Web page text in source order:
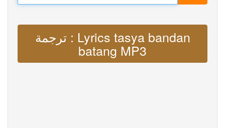
ترجمة : Lyrics tasya bandan
batang MP3